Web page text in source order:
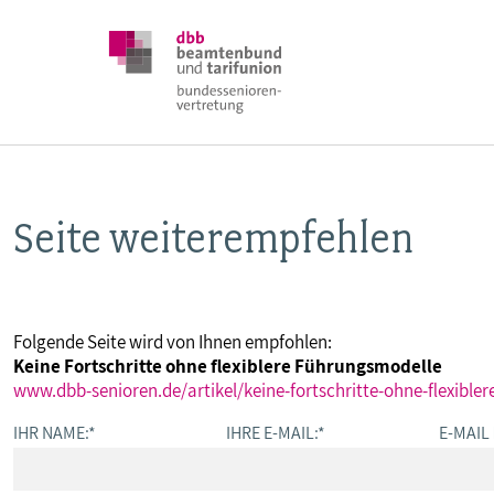
DBB SENIOREN
VERANSTALTUNGEN
Seite weiterempfehlen
Folgende Seite wird von Ihnen empfohlen:
Keine Fortschritte ohne flexiblere Führungsmodelle
www.dbb-senioren.de/artikel/keine-fortschritte-ohne-
IHR NAME:* IHRE E-MAIL:* E-MAIL